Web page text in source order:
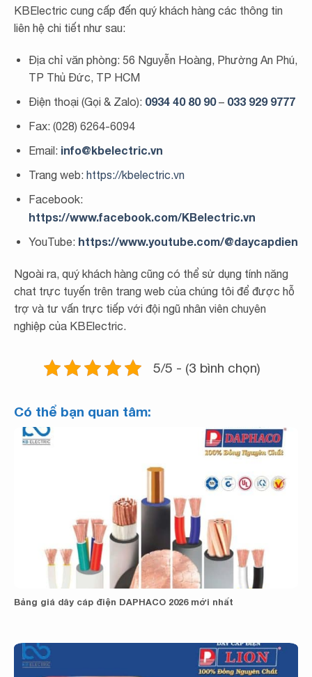
KBElectric cung cấp đến quý khách hàng các thông tin
liên hệ chi tiết như sau:
Địa chỉ văn phòng: 56 Nguyễn Hoàng, Phường An Phú,
TP Thủ Đức, TP HCM
Điện thoại (Gọi & Zalo): 0934 40 80 90– 033 929 9777
Fax: (028) 6264-6094
Email: info@kbelectric.vn
Trang web: https://kbelectric.vn
Facebook:
https://www.facebook.com/KBelectric.vn
YouTube: https://www.youtube.com/@daycapdien
Ngoài ra, quý khách hàng cũng có thể sử dụng tính năng
chat trực tuyến trên trang web của chúng tôi để được hỗ
trợ và tư vấn trực tiếp với đội ngũ nhân viên chuyên
nghiệp của KBElectric.
5/5 - (3 bình chọn)
Có thể bạn quan tâm:
Bảng giá dây cáp điện DAPHACO 2026 mới nhất